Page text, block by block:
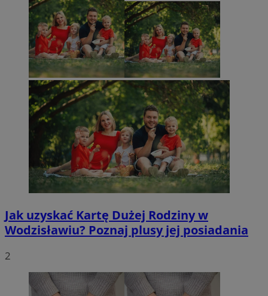
Jak uzyskać Kartę Dużej Rodziny w
Wodzisławiu? Poznaj plusy jej posiadania
2